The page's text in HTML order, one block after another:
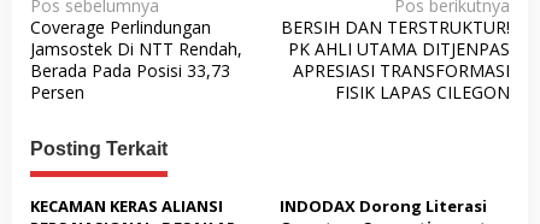
a
v
i
g
a
s
Pos sebelumnya
Coverage Perlindungan
Jamsostek Di NTT Rendah,
Berada Pada Posisi 33,73
Persen
Pos berikutnya
BERSIH DAN TERSTRUKTUR!
PK AHLI UTAMA DITJENPAS
APRESIASI TRANSFORMASI
FISIK LAPAS CILEGON
Posting Terkait
KECAMAN KERAS ALIANSI
INDODAX Dorong Literasi